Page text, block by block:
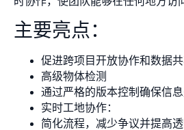
主要亮点：
促进跨项目开放协作和数据共
高级物体检测
通过严格的版本控制确保信息
实时工地协作：
简化流程，减少争议并提高透